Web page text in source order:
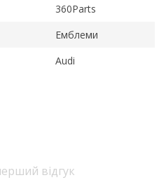
360Parts
Емблеми
Audi
відгук